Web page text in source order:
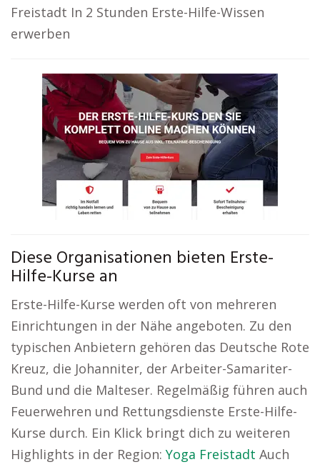
Freistadt In 2 Stunden Erste-Hilfe-Wissen
erwerben
Diese Organisationen bieten Erste-
Hilfe-Kurse an
Erste-Hilfe-Kurse werden oft von mehreren
Einrichtungen in der Nähe angeboten. Zu den
typischen Anbietern gehören das Deutsche Rote
Kreuz, die Johanniter, der Arbeiter-Samariter-
Bund und die Malteser. Regelmäßig führen auch
Feuerwehren und Rettungsdienste Erste-Hilfe-
Kurse durch. Ein Klick bringt dich zu weiteren
Highlights in der Region: Yoga Freistadt Auch